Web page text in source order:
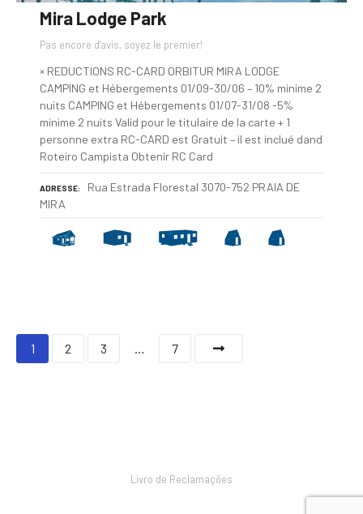
Mira Lodge Park
Pas encore d'avis, soyez le premier!
× REDUCTIONS RC-CARD ORBITUR MIRA LODGE
CAMPING et Hébergements 01/09-30/06 – 10% minime 2
nuits CAMPING et Hébergements 01/07-31/08 -5%
minime 2 nuits Valid pour le titulaire de la carte + 1
personne extra RC-CARD est Gratuit – il est inclué dand
Roteiro Campista Obtenir RC Card
ADRESSE
Rua Estrada Florestal 3070-752 PRAIA DE
MIRA
N1 2 3 7
Livro de Reclamações